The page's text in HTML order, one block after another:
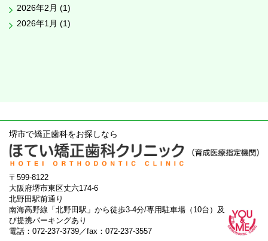
2026年2月 (1)
2026年1月 (1)
堺市で矯正歯科をお探しなら
〒599-8122
大阪府堺市東区丈六174-6
北野田駅前通り
南海高野線「北野田駅」から徒歩3-4分/専用駐車場（10台）及
び提携パーキングあり
電話：072-237-3739／fax：072-237-3557